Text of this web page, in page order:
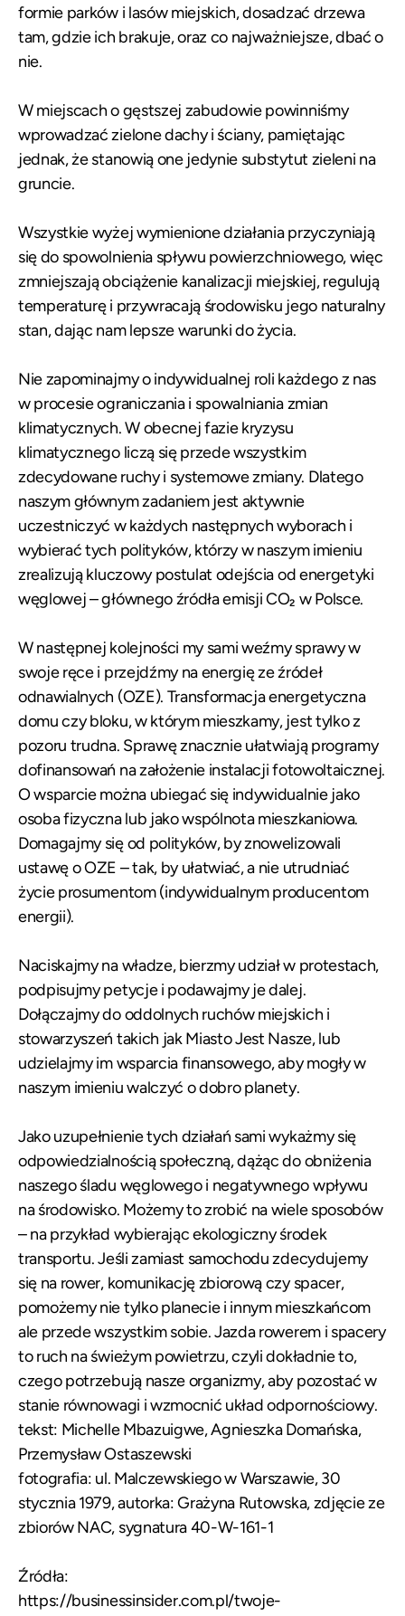
formie parków i lasów miejskich, dosadzać drzewa
tam, gdzie ich brakuje, oraz co najważniejsze, dbać o
nie.
W miejscach o gęstszej zabudowie powinniśmy
wprowadzać zielone dachy i ściany, pamiętając
jednak, że stanowią one jedynie substytut zieleni na
gruncie.
Wszystkie wyżej wymienione działania przyczyniają
się do spowolnienia spływu powierzchniowego, więc
zmniejszają obciążenie kanalizacji miejskiej, regulują
temperaturę i przywracają środowisku jego naturalny
stan, dając nam lepsze warunki do życia.
Nie zapominajmy o indywidualnej roli każdego z nas
w procesie ograniczania i spowalniania zmian
klimatycznych. W obecnej fazie kryzysu
klimatycznego liczą się przede wszystkim
zdecydowane ruchy i systemowe zmiany. Dlatego
naszym głównym zadaniem jest aktywnie
uczestniczyć w każdych następnych wyborach i
wybierać tych polityków, którzy w naszym imieniu
zrealizują kluczowy postulat odejścia od energetyki
węglowej – głównego źródła emisji CO₂ w Polsce.
W następnej kolejności my sami weźmy sprawy w
swoje ręce i przejdźmy na energię ze źródeł
odnawialnych (OZE). Transformacja energetyczna
domu czy bloku, w którym mieszkamy, jest tylko z
pozoru trudna. Sprawę znacznie ułatwiają programy
dofinansowań na założenie instalacji fotowoltaicznej.
O wsparcie można ubiegać się indywidualnie jako
osoba fizyczna lub jako wspólnota mieszkaniowa.
Domagajmy się od polityków, by znowelizowali
ustawę o OZE – tak, by ułatwiać, a nie utrudniać
życie prosumentom (indywidualnym producentom
energii).
Naciskajmy na władze, bierzmy udział w protestach,
podpisujmy petycje i podawajmy je dalej.
Dołączajmy do oddolnych ruchów miejskich i
stowarzyszeń takich jak Miasto Jest Nasze, lub
udzielajmy im wsparcia finansowego, aby mogły w
naszym imieniu walczyć o dobro planety.
Jako uzupełnienie tych działań sami wykażmy się
odpowiedzialnością społeczną, dążąc do obniżenia
naszego śladu węglowego i negatywnego wpływu
na środowisko. Możemy to zrobić na wiele sposobów
– na przykład wybierając ekologiczny środek
transportu. Jeśli zamiast samochodu zdecydujemy
się na rower, komunikację zbiorową czy spacer,
pomożemy nie tylko planecie i innym mieszkańcom
ale przede wszystkim sobie. Jazda rowerem i spacery
to ruch na świeżym powietrzu, czyli dokładnie to,
czego potrzebują nasze organizmy, aby pozostać w
stanie równowagi i wzmocnić układ odpornościowy.
tekst: Michelle Mbazuigwe, Agnieszka Domańska,
Przemysław Ostaszewski
fotografia: ul. Malczewskiego w Warszawie, 30
stycznia 1979, autorka: Grażyna Rutowska, zdjęcie ze
zbiorów NAC, sygnatura 40-W-161-1
Źródła:
https://businessinsider.com.pl/twoje-